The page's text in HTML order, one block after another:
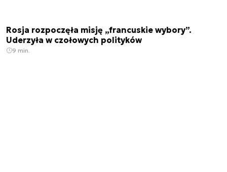
Rosja rozpoczęła misję „francuskie wybory”.
Uderzyła w czołowych polityków
9 min.